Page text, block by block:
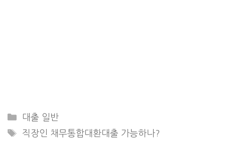
Categories
대출 일반
Tags
직장인 채무통합대환대출 가능하나?